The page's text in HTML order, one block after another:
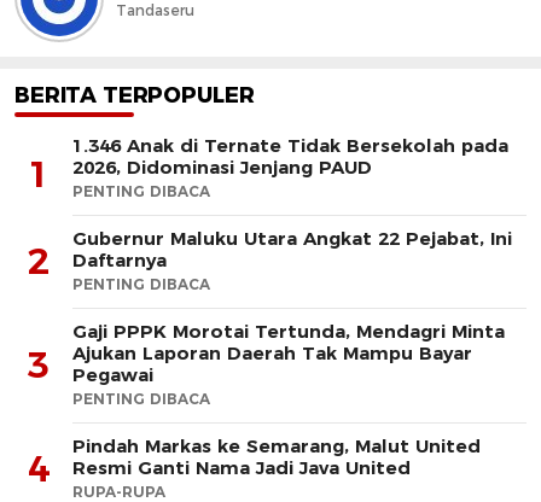
Tandaseru
BERITA TERPOPULER
1
1.346 Anak di Ternate Tidak Bersekolah pada
2026, Didominasi Jenjang PAUD
PENTING DIBACA
2
Gubernur Maluku Utara Angkat 22 Pejabat, Ini
Daftarnya
PENTING DIBACA
3
Gaji PPPK Morotai Tertunda, Mendagri Minta
Ajukan Laporan Daerah Tak Mampu Bayar
Pegawai
PENTING DIBACA
4
Pindah Markas ke Semarang, Malut United
Resmi Ganti Nama Jadi Java United
RUPA-RUPA